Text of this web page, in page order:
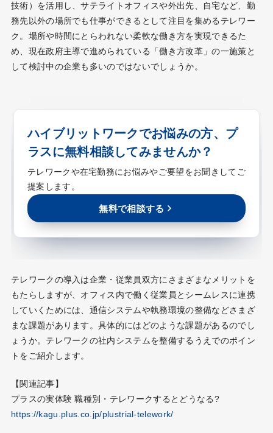
技術）を活用し、サテライトオフィスや外出先、自宅など、勤
務先以外の場所でも仕事ができるとして注目を集めるテレワー
ク。場所や時間にとらわれない柔軟な働き方を実現できるた
め、現在政府主導で進められている「働き方改革」の一施策と
して検討中の企業も多いのではないでしょうか。
ハイブリットワークでお悩みの方、プ
ラスに無料相談してみませんか？
テレワークや在宅勤務にお悩みやご要望をお聞きしてご
提案します。
無料で相談する
テレワークの導入は企業・従業員双方にさまざまなメリットを
もたらしますが、オフィス内で働く従業員とシームレスに連携
していくためには、通信システムや執務環境の整備などさまざ
まな課題があります。具体的にはどのような課題があるのでし
ょうか。テレワークの社内システムを整備するうえでのポイン
トをご紹介します。
【関連記事】
プラスの実体験 職種別・テレワークするとどうなる?
https://kagu.plus.co.jp/plustrial-telework/